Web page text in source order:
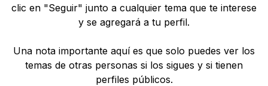
clic en "Seguir" junto a cualquier tema que te interese
y se agregará a tu perfil.
Una nota importante aquí es que solo puedes ver los
temas de otras personas si los sigues y si tienen
perfiles públicos.